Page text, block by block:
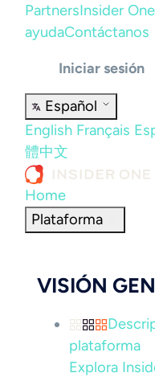
PartnersInsider
ayudaContáctanos
Iniciar sesión
Español
English Français
體中文
Home
Plataforma
VISIÓN
plataforma
Explora